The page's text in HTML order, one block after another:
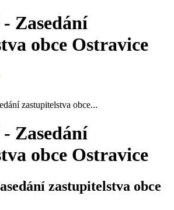
Zasedání
obce Ostravice
zastupitelstva obce...
Zasedání
obce Ostravice
zastupitelstva obce